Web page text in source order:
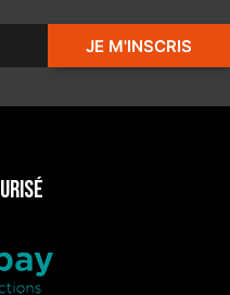
JE M'INSCRIS